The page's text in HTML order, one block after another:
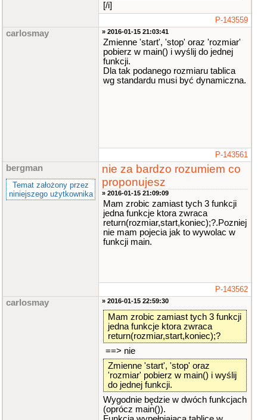
[/i]
P-143559
carlosmay » 2016-01-15 21:03:41
Zmienne 'start', 'stop' oraz 'rozmiar'
pobierz w main() i wyślij do jednej
funkcji.
Dla tak podanego rozmiaru tablica
wg standardu musi być dynamiczna.
P-143561
bergman
Temat założony przez
niniejszego użytkownika
nie za bardzo rozumiem co
proponujesz
» 2016-01-15 21:09:09
Mam zrobic zamiast tych 3 funkcji
jedna funkcje ktora zwraca
return(rozmiar,start,koniec);?.Pozniej
nie mam pojecia jak to wywolac w
funkcji main.
P-143562
carlosmay » 2016-01-15 22:59:30
Mam zrobic zamiast tych 3 funkcji
jedna funkcje ktora zwraca
return(rozmiar,start,koniec);?
==> nie
Zmienne 'start', 'stop' oraz
'rozmiar' pobierz w main() i wyślij
do jednej funkcji.
Wygodnie będzie w dwóch funkcjach
(oprócz main()).